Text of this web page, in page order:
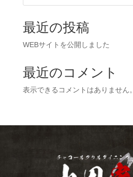
最近の投稿
WEBサイトを公開しました
最近のコメント
表示できるコメントはありません。